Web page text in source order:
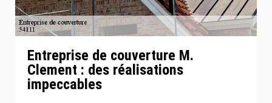
Entreprise de couverture M.
Clement : des réalisations
impeccables